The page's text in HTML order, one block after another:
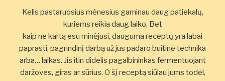
Kelis pastaruosius mėnesius gaminau daug patiekalų,
kuriems reikia daug laiko. Bet
kaip ne kartą esu minėjusi, dauguma receptų yra labai
paprasti, pagrindinį darbą už jus padaro buitinė technika
arba… laikas. Jis itin didelis pagalbininkas fermentuojant
daržoves, giras ar sūrius. O šį receptą siūlau jums todėl,